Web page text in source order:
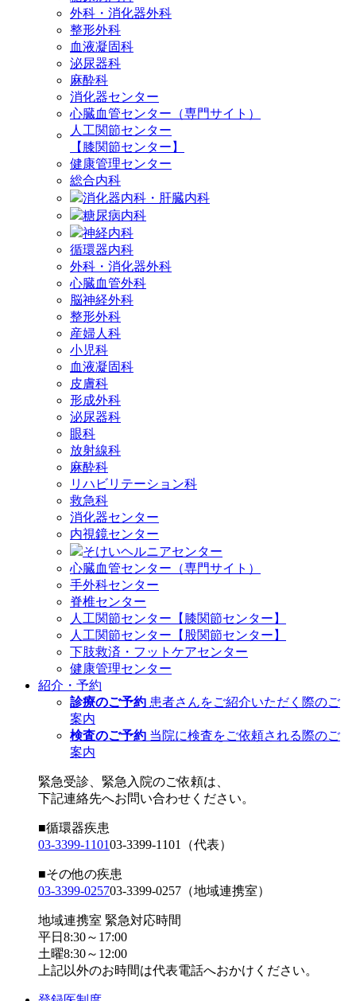
外科・消化器外科
整形外科
血液凝固科
泌尿器科
麻酔科
消化器センター
心臓血管センター（専門サイト）
人工関節センター
【膝関節センター】
健康管理センター
総合内科
消化器内科・肝臓内科
糖尿病内科
神経内科
循環器内科
外科・消化器外科
心臓血管外科
脳神経外科
整形外科
産婦人科
小児科
血液凝固科
皮膚科
形成外科
泌尿器科
眼科
放射線科
麻酔科
リハビリテーション科
救急科
消化器センター
内視鏡センター
そけいヘルニアセンター
心臓血管センター（専門サイト）
手外科センター
脊椎センター
人工関節センター【膝関節センター】
人工関節センター【股関節センター】
下肢救済・フットケアセンター
健康管理センター
紹介・予約
診療のご予約 患者さんをご紹介いただく際のご
案内
検査のご予約 当院に検査をご依頼される際のご
案内
緊急受診、緊急入院のご依頼は、
下記連絡先へお問い合わせください。
■循環器疾患
03-3399-110103-3399-1101 （代表）
■その他の疾患
03-3399-025703-3399-0257 （地域連携室）
地域連携室 緊急対応時間
平日8:30～17:00
土曜8:30～12:00
上記以外のお時間は代表電話へおかけください。